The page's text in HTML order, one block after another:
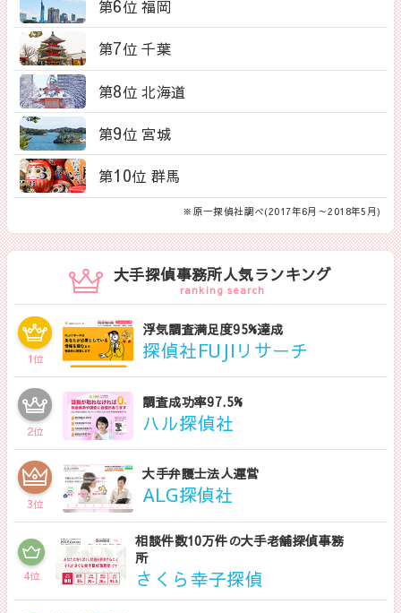
第6位 福岡
第7位 千葉
第8位 北海道
第9位 宮城
第10位 群馬
※原一探偵社調べ(2017年6月～2018年5月)
大手探偵事務所人気ランキング
ranking search
1位
浮気調査満足度95%達成
探偵社FUJIリサーチ
2位
調査成功率97.5%
ハル探偵社
3位
大手弁護士法人運営
ALG探偵社
4位
相談件数10万件の大手老舗探偵事務
所
さくら幸子探偵